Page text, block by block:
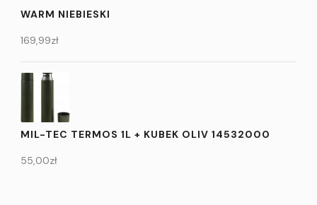
WARM NIEBIESKI
169,99zł
MIL-TEC TERMOS 1L + KUBEK OLIV 14532000
55,00zł